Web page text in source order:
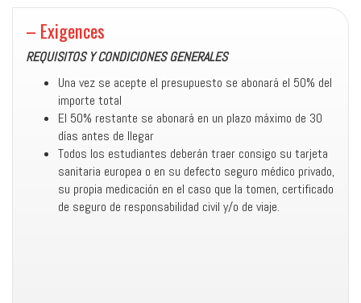
– Exigences
REQUISITOS Y CONDICIONES GENERALES
Una vez se acepte el presupuesto se abonará el 50% del
importe total
El 50% restante se abonará en un plazo máximo de 30
días antes de llegar
Todos los estudiantes deberán traer consigo su tarjeta
sanitaria europea o en su defecto seguro médico privado,
su propia medicación en el caso que la tomen, certificado
de seguro de responsabilidad civil y/o de viaje.